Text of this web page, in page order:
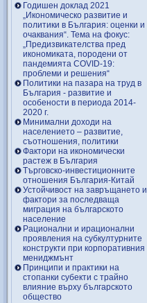
Годишен доклад 2021
„Икономическо развитие и
политики в България: оценки и
очаквания“. Тема на фокус:
„Предизвикателства пред
икономиката, породени от
пандемията COVID-19:
проблеми и решения“
Политики на пазара на труд в
България - развитие и
особености в периода 2014-
2020 г.
Минимални доходи на
населението – развитие,
съотношения, политики
Фактори на икономически
растеж в България
Търговско-инвестиционните
отношения България-Китай
Устойчивост на завръщането и
фактори за последваща
миграция на българското
население
Рационални и ирационални
проявления на субкултурните
конструкти при корпоративния
мениджмънт
Принципи и практики на
стопанки субекти с трайно
влияние върху българското
общество